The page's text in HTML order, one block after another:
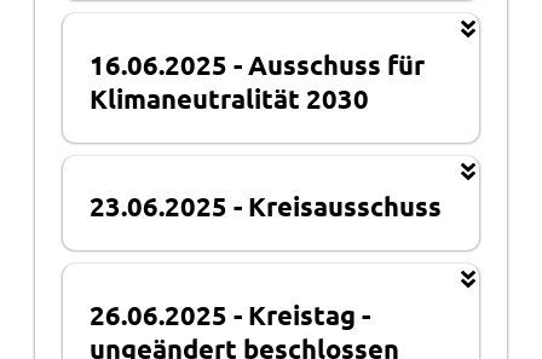
16.06.2025 -Ausschuss für
Klimaneutralität 2030
23.06.2025 - Kreisausschuss
26.06.2025 - Kreistag -
ungeändert beschlossen